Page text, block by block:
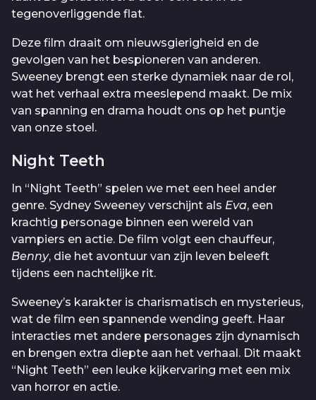
tegenoverliggende flat.
Deze film draait om nieuwsgierigheid en de
gevolgen van het bespioneren van anderen.
Sweeney brengt een sterke dynamiek naar de rol,
wat het verhaal extra meeslepend maakt. De mix
van spanning en drama houdt ons op het puntje
van onze stoel.
Night Teeth
In “Night Teeth” spelen we met een heel ander
genre. Sydney Sweeney verschijnt als Eva, een
krachtig personage binnen een wereld van
vampiers en actie. De film volgt een chauffeur,
Benny, die het avontuur van zijn leven beleeft
tijdens een nachtelijke rit.
Sweeney’s karakter is charismatisch en mysterieus,
wat de film een spannende wending geeft. Haar
interacties met andere personages zijn dynamisch
en brengen extra diepte aan het verhaal. Dit maakt
“Night Teeth” een leuke kijkervaring met een mix
van horror en actie.